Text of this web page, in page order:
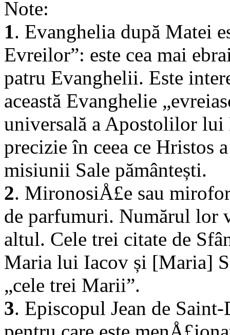
Note:
1. Evanghelia după Matei
Evreilor”: este cea mai
patru Evanghelii. Este
această Evanghelie
universală a Apostolilor lui
precizie în ceea ce Hristos
misiunii Sale pământești.
2. MironosiÅ£e sau
de parfumuri. Numărul lor
altul. Cele trei citate de
Maria lui Iacov și [Maria]
„cele trei Marii”.
3. Episcopul Jean de